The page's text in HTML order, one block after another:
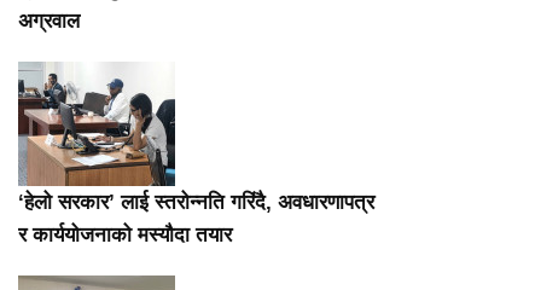
अग्रवाल
‘हेलो सरकार’ लाई स्तरोन्नति गरिंदै, अवधारणापत्र
र कार्ययोजनाको मस्यौदा तयार